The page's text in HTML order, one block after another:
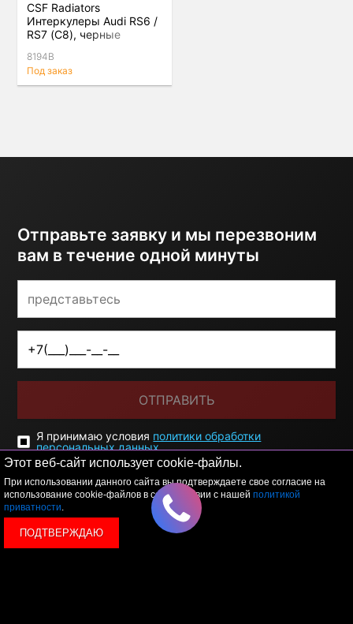
Этот веб-сайт использует cookie-файлы.
При использовании данного сайта вы подтверждаете свое согласие на
использование cookie-файлов в соответствии с нашей политикой
приватности.
ПОДТВЕРЖДАЮ
CSF Radiators
Интеркулеры Audi RS6 /
RS7 (C8), черные
8194B
Под заказ
Отправьте заявку и мы перезвоним
вам в течение одной минуты
ОТПРАВИТЬ
Я принимаю условия политики обработки
персональных данных